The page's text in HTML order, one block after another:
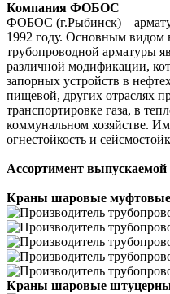
Компания ФОБОС
ФОБОС (г.Рыбинск) –
1992 году. Основным видом
трубопроводной арматуры
различной модификации,
запорных устройств в
пищевой, других отраслях
транспортировке газа, в
коммунальном хозяйстве.
огнестойкость и
Ассортимент выпускаемой
Краны шаровые
Краны шаровые